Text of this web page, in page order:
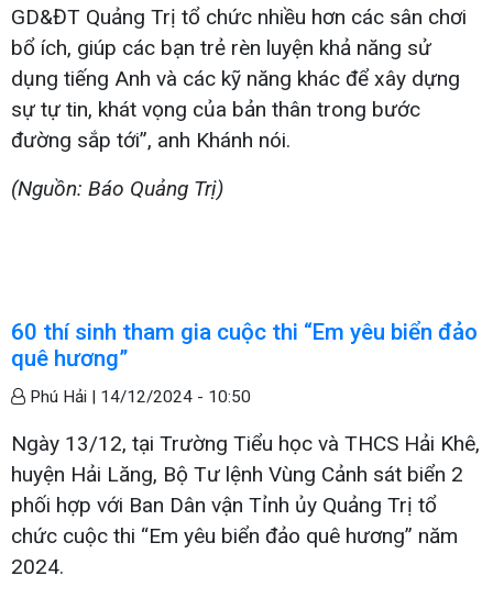
GD&ĐT Quảng Trị tổ chức nhiều hơn các sân chơi
bổ ích, giúp các bạn trẻ rèn luyện khả năng sử
dụng tiếng Anh và các kỹ năng khác để xây dựng
sự tự tin, khát vọng của bản thân trong bước
đường sắp tới”, anh Khánh nói.
(Nguồn: Báo Quảng Trị)
60 thí sinh tham gia cuộc thi “Em yêu biển đảo
quê hương”
Phú Hải | 14/12/2024 - 10:50
Ngày 13/12, tại Trường Tiểu học và THCS Hải Khê,
huyện Hải Lăng, Bộ Tư lệnh Vùng Cảnh sát biển 2
phối hợp với Ban Dân vận Tỉnh ủy Quảng Trị tổ
chức cuộc thi “Em yêu biển đảo quê hương” năm
2024.